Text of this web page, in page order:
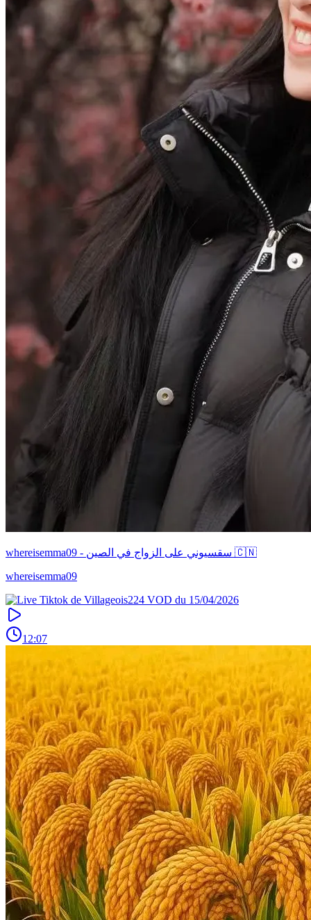
whereisemma09 - سقسيوني على الزواج في الصين 🇨🇳
whereisemma09
12:07